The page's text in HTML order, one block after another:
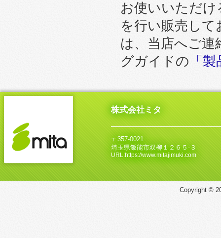
お使いいただけ
を行い販売し
は、当店へご
グガイドの 「
株式会社ミタ
〒357-0021
埼玉県飯能市双柳１２６５‐３
URL:https://www.mitajimuki.com
Copyright ©